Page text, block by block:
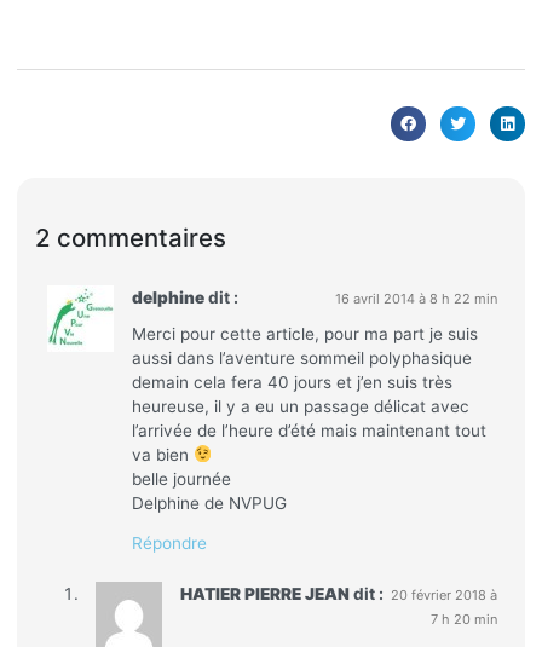
2 commentaires
delphine dit : 16 avril 2014 à 8 h 22 min
Merci pour cette article, pour ma part je suis
aussi dans l’aventure sommeil polyphasique
demain cela fera 40 jours et j’en suis très
heureuse, il y a eu un passage délicat avec
l’arrivée de l’heure d’été mais maintenant tout
va bien
belle journée
Delphine de NVPUG
Répondre
HATIER PIERRE JEAN dit : 20 février 2018 à
7 h 20 min